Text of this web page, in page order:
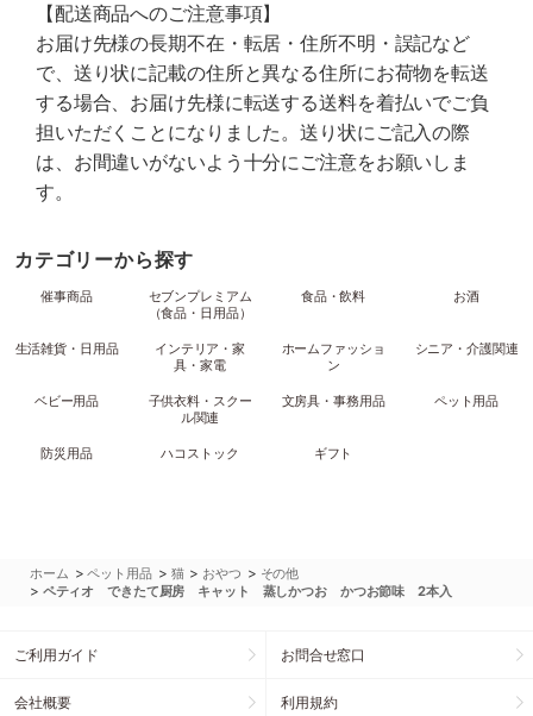
【配送商品へのご注意事項】
お届け先様の長期不在・転居・住所不明・誤記など
で、送り状に記載の住所と異なる住所にお荷物を転送
する場合、お届け先様に転送する送料を着払いでご負
担いただくことになりました。送り状にご記入の際
は、お間違いがないよう十分にご注意をお願いしま
す。
カテゴリーから探す
催事商品
セブンプレミアム
（食品・日用品）
食品・飲料 お酒
生活雑貨・日用品
インテリア・家
具・家電
ホームファッショ
ン
シニア・介護関連
ベビー用品
子供衣料・スクー
ル関連
文房具・事務用品 ペット用品
防災用品 ハコストック ギフト
ホーム >ペット用品 > 猫 > おやつ > その他
> ペティオ できたて厨房 キャット 蒸しかつお かつお節味 2本入
ご利用ガイド お問合せ窓口
会社概要 利用規約